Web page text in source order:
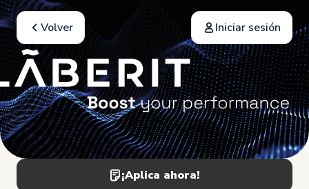
Volver Iniciar sesión
¡Aplica ahora!